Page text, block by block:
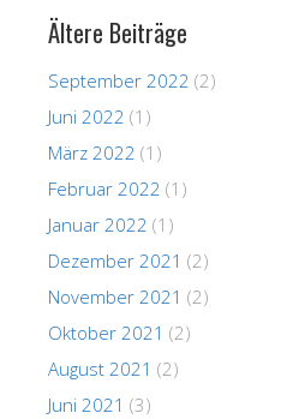
Ältere Beiträge
September 2022 (2)
Juni 2022 (1)
März 2022 (1)
Februar 2022 (1)
Januar 2022 (1)
Dezember 2021 (2)
November 2021 (2)
Oktober 2021 (2)
August 2021 (2)
Juni 2021 (3)